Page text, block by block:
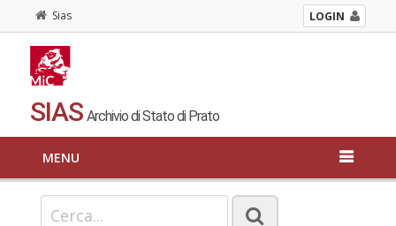
Sias LOGIN
SIAS Archivio di Stato di Prato
MENU